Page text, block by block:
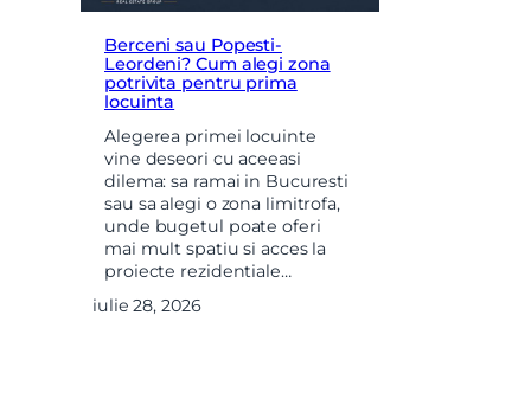
Berceni sau Popesti-
Leordeni? Cum alegi zona
potrivita pentru prima
locuinta
Alegerea primei locuinte
vine deseori cu aceeasi
dilema: sa ramai in Bucuresti
sau sa alegi o zona limitrofa,
unde bugetul poate oferi
mai mult spatiu si acces la
proiecte rezidentiale…
iulie 28, 2026